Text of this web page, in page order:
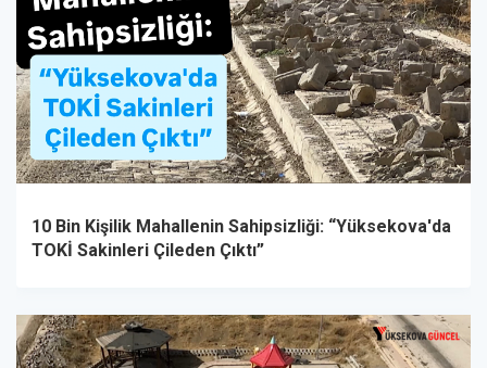
10 Bin Kişilik Mahallenin Sahipsizliği: “Yüksekova'da
TOKİ Sakinleri Çileden Çıktı”